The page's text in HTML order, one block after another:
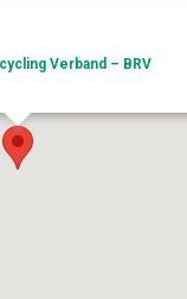
Verband – BRV